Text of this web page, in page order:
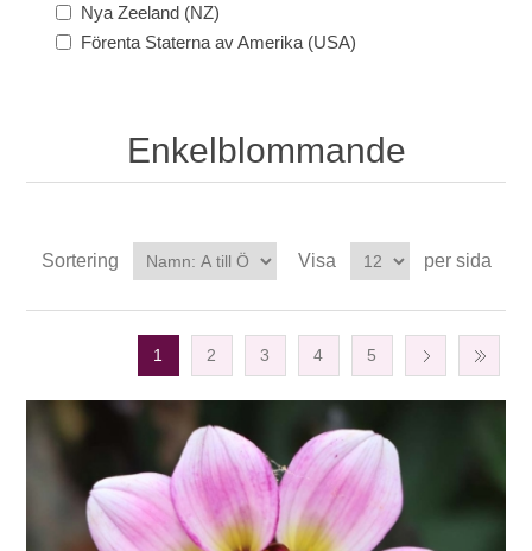
Nya Zeeland (NZ)
Förenta Staterna av Amerika (USA)
Enkelblommande
Sortering Visa per sida
1 2 3 4 5